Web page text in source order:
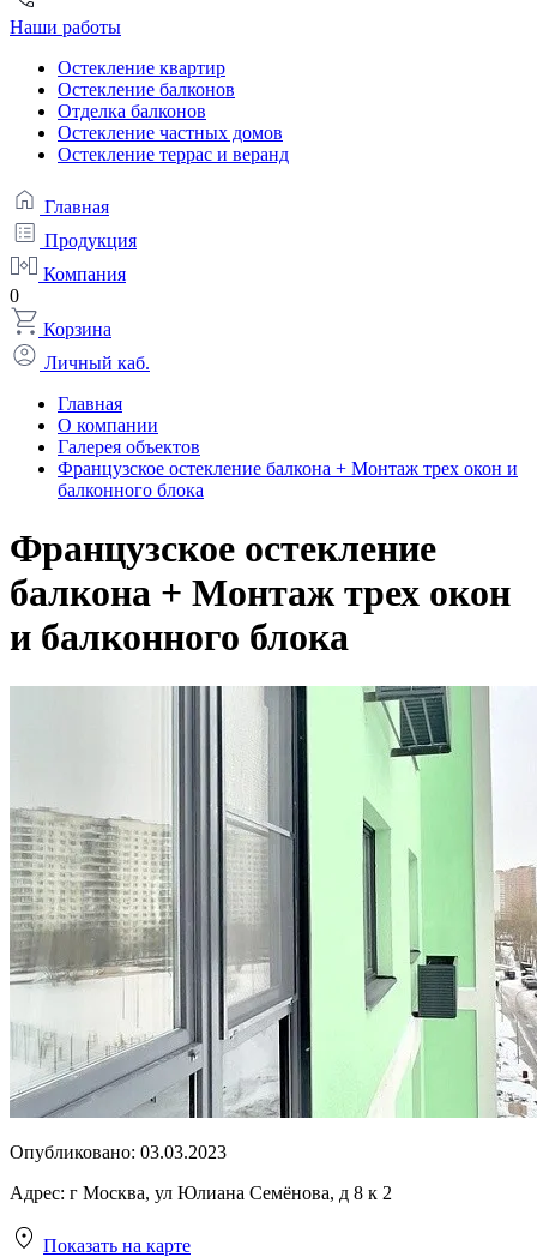
Наши работы
Остекление квартир
Остекление балконов
Отделка балконов
Остекление частных домов
Остекление террас и веранд
Главная
Продукция
Компания
0
Корзина
Личный каб.
Главная
О компании
Галерея объектов
Французское остекление балкона + Монтаж трех окон и
балконного блока
Французское остекление
балкона + Монтаж трех окон
и балконного блока
Опубликовано: 03.03.2023
Адрес: г Москва, ул Юлиана Семёнова, д 8 к 2
Показать на карте